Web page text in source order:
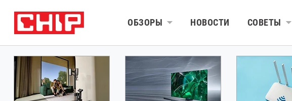
ОБЗОРЫ НОВОСТИ СОВЕТЫ